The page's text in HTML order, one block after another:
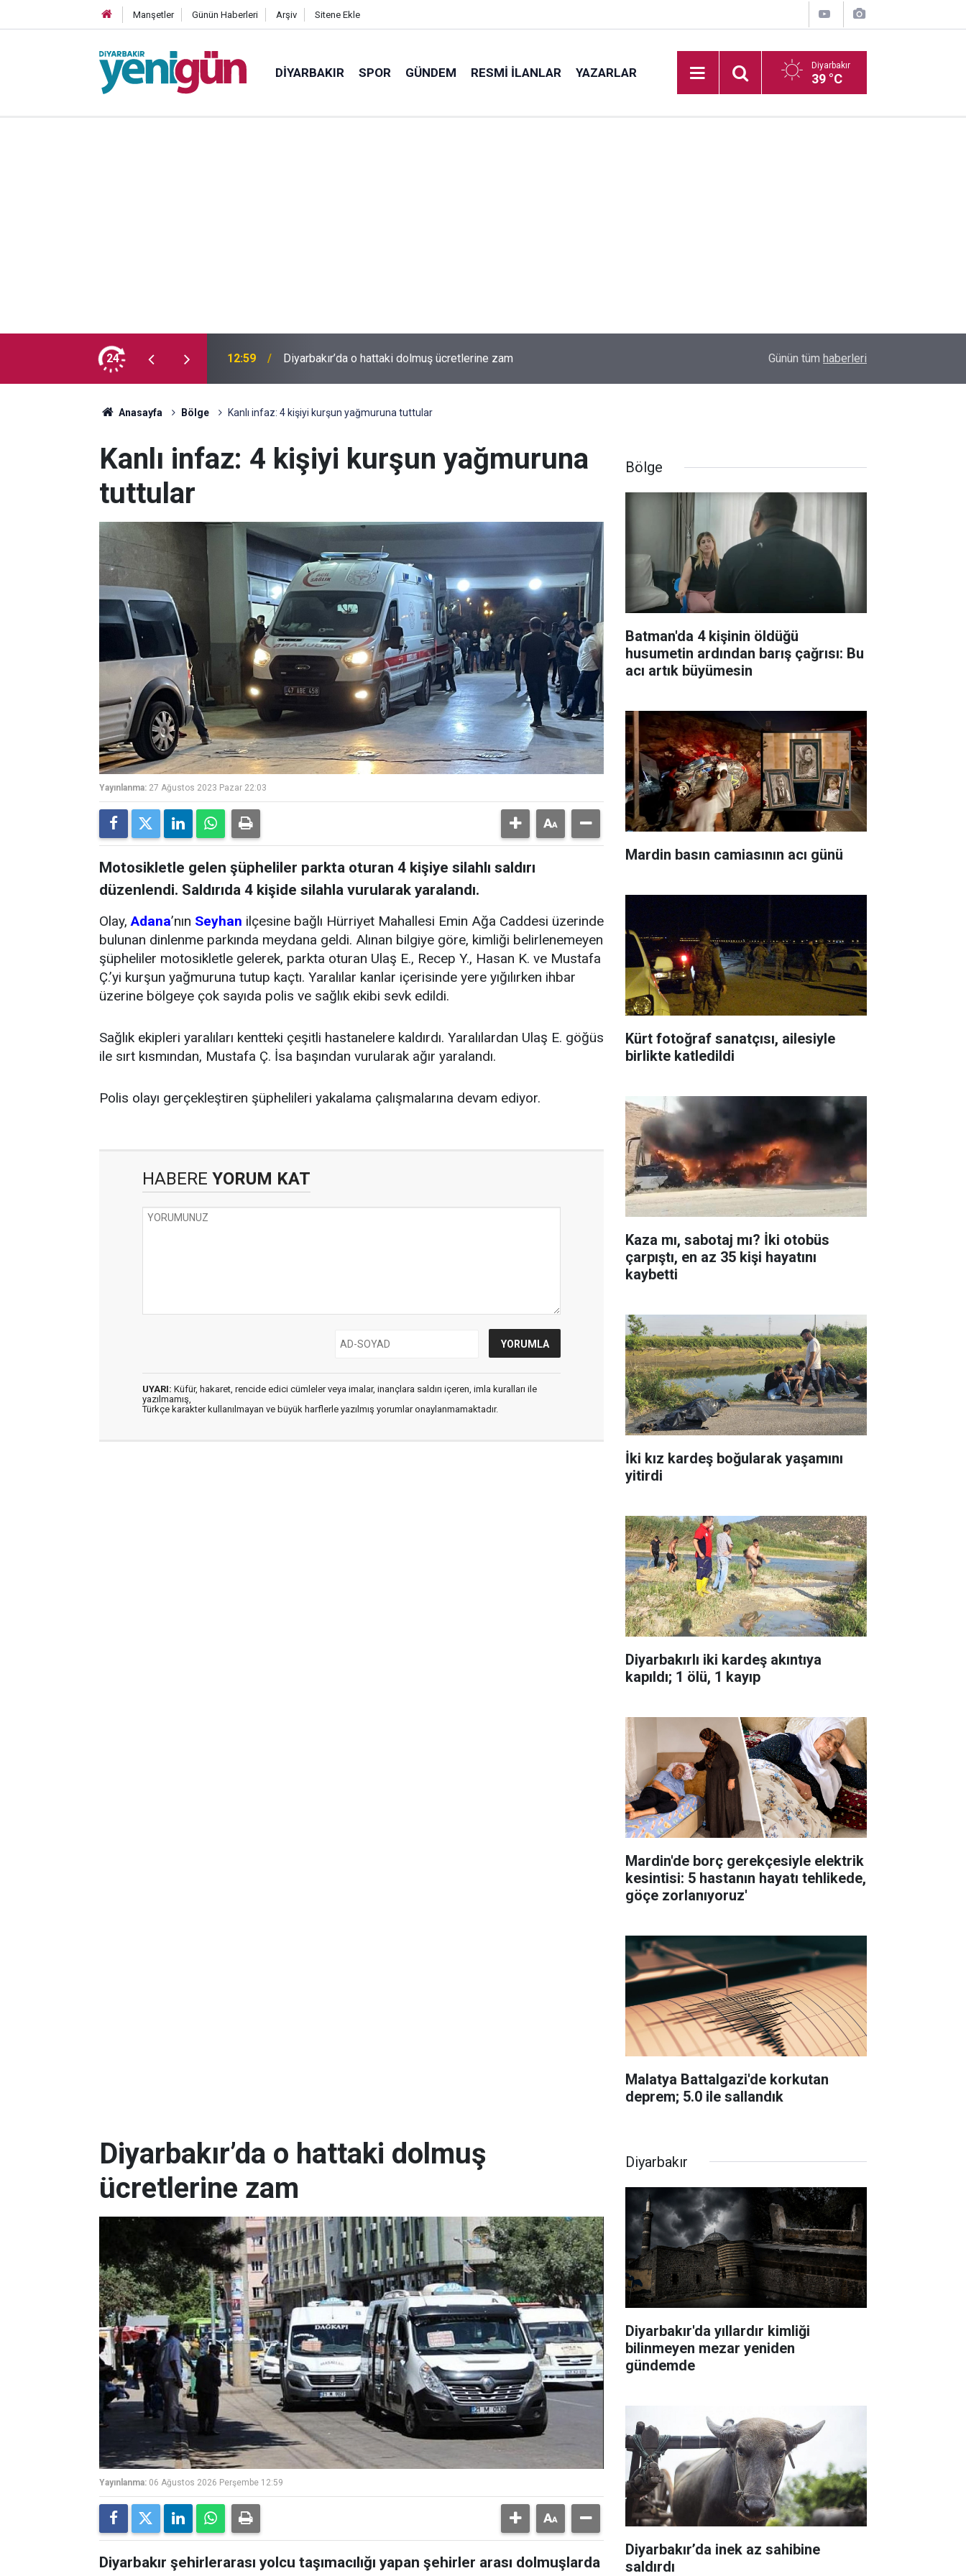
Manşetler Günün Haberleri Arşiv Sitene Ekle
DIYARBAKIR SPOR GÜNDEM RESMI İLANLAR YAZARLAR Diyarbakır
39 °C
24 11:58 Diyarbakır'da yıllardır kimliği bilinmeyen mezar yeniden gündemde Diyarbakır’da inek az sahibine saldırdı
Günün tüm haberleri
Anasayfa Bölge Kanlı infaz: 4 kişiyi kurşun yağmuruna tuttular
Kanlı infaz: 4 kişiyi kurşun yağmuruna
tuttular
Yayınlanma: 27 Ağustos 2023 Pazar 22:03
Motosikletle gelen şüpheliler parkta oturan 4 kişiye silahlı saldırı
düzenlendi. Saldırıda 4 kişide silahla vurularak yaralandı.
Olay,Adana’nın Seyhan ilçesine bağlı Hürriyet Mahallesi Emin Ağa Caddesi üzerinde
bulunan dinlenme parkında meydana geldi. Alınan bilgiye göre, kimliği belirlenemeyen
şüpheliler motosikletle gelerek, parkta oturan Ulaş E., Recep Y., Hasan K. ve Mustafa
Ç.’yi kurşun yağmuruna tutup kaçtı. Yaralılar kanlar içerisinde yere yığılırken ihbar
üzerine bölgeye çok sayıda polis ve sağlık ekibi sevk edildi.
Sağlık ekipleri yaralıları kentteki çeşitli hastanelere kaldırdı. Yaralılardan Ulaş E. göğüs
ile sırt kısmından, Mustafa Ç. İsa başından vurularak ağır yaralandı.
Polis olayı gerçekleştiren şüphelileri yakalama çalışmalarına devam ediyor.
HABERE YORUM KAT
UYARI: Küfür, hakaret, rencide edici cümleler veya imalar, inançlara saldırı içeren, imla kuralları ile
yazılmamış,
Türkçe karakter kullanılmayan ve büyük harflerle yazılmış yorumlar onaylanmamaktadır.
Bölge
Batman'da 4 kişinin öldüğü
husumetin ardından barış çağrısı: Bu
acı artık büyümesin
Mardin basın camiasının acı günü
Kürt fotoğraf sanatçısı, ailesiyle
birlikte katledildi
Kaza mı, sabotaj mı? İki otobüs
çarpıştı, en az 35 kişi hayatını
kaybetti
İki kız kardeş boğularak yaşamını
yitirdi
Diyarbakırlı iki kardeş akıntıya
kapıldı; 1 ölü, 1 kayıp
Mardin'de borç gerekçesiyle elektrik
kesintisi: 5 hastanın hayatı tehlikede,
göçe zorlanıyoruz'
Malatya Battalgazi'de korkutan
deprem; 5.0 ile sallandık
Diyarbakır’da o hattaki dolmuş
ücretlerine zam
Yayınlanma: 06 Ağustos 2026 Perşembe 12:59
Diyarbakır şehirlerarası yolcu taşımacılığı yapan şehirler arası dolmuşlarda
Diyarbakır
Diyarbakır'da yıllardır kimliği
bilinmeyen mezar yeniden
gündemde
Diyarbakır’da inek az sahibine
saldırdı